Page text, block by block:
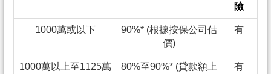
險
1000萬或以下
90%* (根據按保公司估
價)
有
1000萬以上至1125萬
80%至90%* (貸款額上
有